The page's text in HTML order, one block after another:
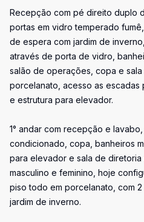
Recepção com pé direito duplo
portas em vidro temperado
de espera com jardim de
através de porta de vidro,
salão de operações, copa e
porcelanato, acesso as
e estrutura para elevador.
1° andar com recepção e
condicionado, copa, banheiros
para elevador e sala de diretoria
masculino e feminino, hoje
piso todo em porcelanato, com
jardim de inverno.